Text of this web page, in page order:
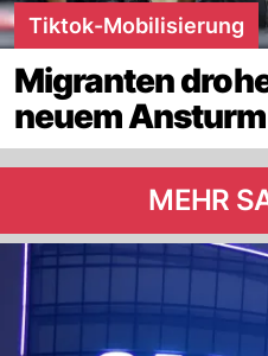
Tiktok-Mobilisierung
Migranten
neuem Ansturm
MEHR